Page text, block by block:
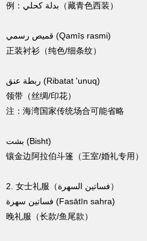
例：بدلة كحلي（藏青色西装）
قميص رسمي (Qamīṣ rasmi)
正装衬衫（纯色/细条纹）
ربطة عنق (Ribatat 'unuq)
领带（丝绸/印花）
注：海湾国家传统场合可能省略
بشت (Bisht)
镶金边阿拉伯斗篷（王室/婚礼专用）
2. 女士礼服（فساتين السهرة）
فساتين سهرة (Fasātīn sahra)
晚礼服（长款/鱼尾款）